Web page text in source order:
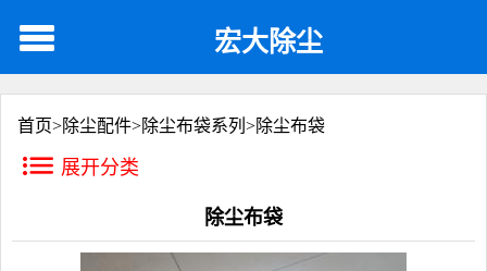
宏大除尘
首页>除尘配件>除尘布袋系列 >除尘布袋
展开分类
除尘布袋